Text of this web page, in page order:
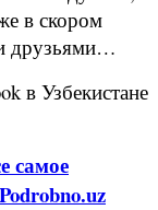
в скором
друзьями…
в Узбекистане
самое